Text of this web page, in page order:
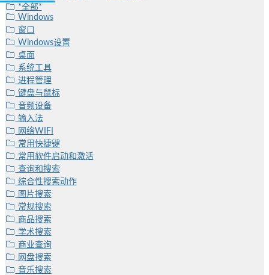
*全部*
Windows
窗口
Windows设置
桌面
系统工具
进程管理
键盘与鼠标
音频设备
输入法
网络WIFI
常用快捷键
常用软件启动和激活
查询和搜索
综合性搜索动作
图片搜索
常规搜索
商品搜索
学术搜索
商业查询
网盘搜索
音乐搜索